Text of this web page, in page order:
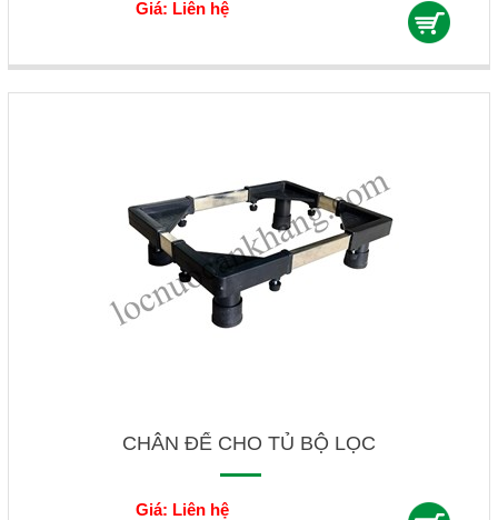
Giá: Liên hệ
CHÂN ĐẾ CHO TỦ BỘ LỌC
Giá: Liên hệ